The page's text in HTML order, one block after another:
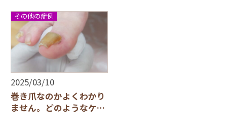
その他の症例
2025/03/10
巻き爪なのかよくわかり
ません。どのようなケア